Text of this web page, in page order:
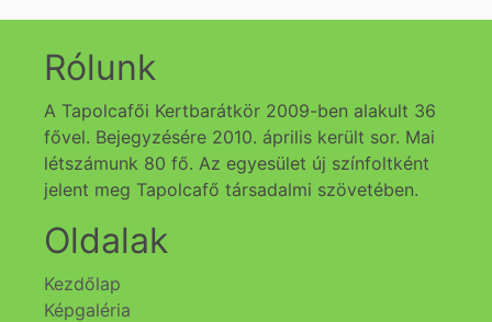
Rólunk
A Tapolcafői Kertbarátkör 2009-ben alakult 36
fővel. Bejegyzésére 2010. április került sor. Mai
létszámunk 80 fő. Az egyesület új színfoltként
jelent meg Tapolcafő társadalmi szövetében.
Oldalak
Kezdőlap
Képgaléria